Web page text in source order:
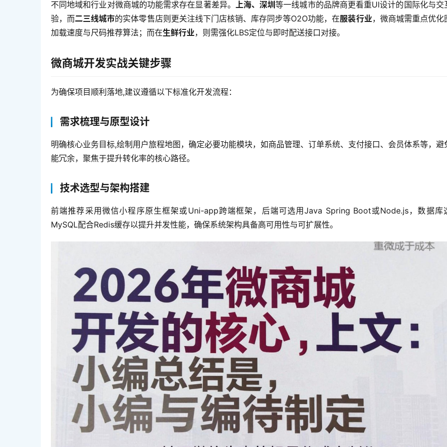
不同地域和行业对微商城的功能需求存在显著差异。 上海、深圳等一线城市的品牌商更看重UI设计的国际化与交
验，而二三线城市的实体零售店则更关注线下门店核销、库存同步等O2O功能，在服装行业，微商城需重点优化
加载速度与尺码推荐算法；而在生鲜行业，则需强化LBS定位与即时配送接口对接。
微商城开发实战关键步骤
为确保项目顺利落地,建议遵循以下标准化开发流程：
需求梳理与原型设计
明确核心业务目标,绘制用户旅程地图，确定必要功能模块，如商品管理、订单系统、支付接口、会员体系等，避
能冗余，聚焦于提升转化率的核心路径。
技术选型与架构搭建
前端推荐采用微信小程序原生框架或Uni-app跨端框架，后端可选用Java Spring Boot或Node.js，数据库
MySQL配合Redis缓存以提升并发性能，确保系统架构具备高可用性与可扩展性。